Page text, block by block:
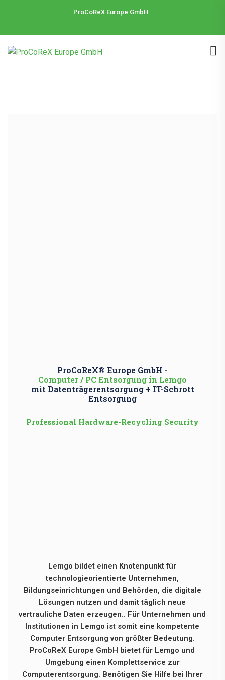
ProCoReX Europe GmbH
ProCoReX® Europe GmbH -
Computer / PC Entsorgung in Lemgo
mit Datenträgerentsorgung + IT-Schrott
Entsorgung
Professional Hardware-Recycling Security
Lemgo bildet einen Knotenpunkt für
technologieorientierte Unternehmen,
Bildungseinrichtungen und Behörden, die digitale
Lösungen nutzen und damit täglich neue
vertrauliche Daten erzeugen.. Für Unternehmen und
Institutionen in Lemgo ist somit eine kompetente
Computer Entsorgung von größter Bedeutung.
ProCoReX Europe GmbH bietet für Lemgo und
Umgebung einen Komplettservice zur
Computerentsorgung. Benötigen Sie Hilfe bei Ihrer